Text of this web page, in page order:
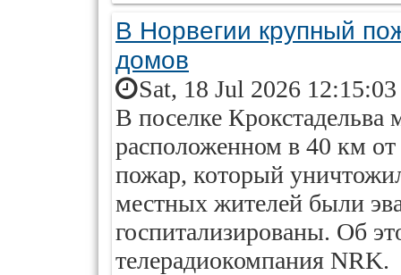
В Норвегии крупный
домов
Sat, 18 Jul 2026
В поселке
расположенном в 40 км
пожар, который
местных жителей были
госпитализированы. Об
телерадиокомпания NRK.